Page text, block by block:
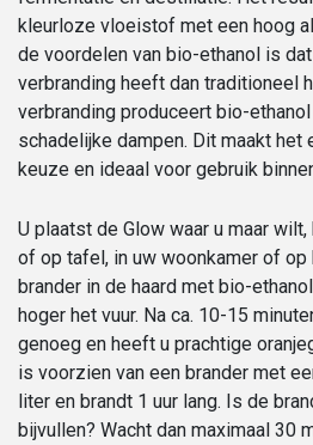
kleurloze vloeistof met een hoog
de voordelen van bio-ethanol is
verbranding heeft dan traditioneel
verbranding produceert bio-
schadelijke dampen. Dit maakt het
keuze en ideaal voor gebruik
U plaatst de Glow waar u maar
of op tafel, in uw woonkamer of op
brander in de haard met bio-
hoger het vuur. Na ca. 10-15
genoeg en heeft u prachtige
is voorzien van een brander met
liter en brandt 1 uur lang. Is de
bijvullen? Wacht dan maximaal 30